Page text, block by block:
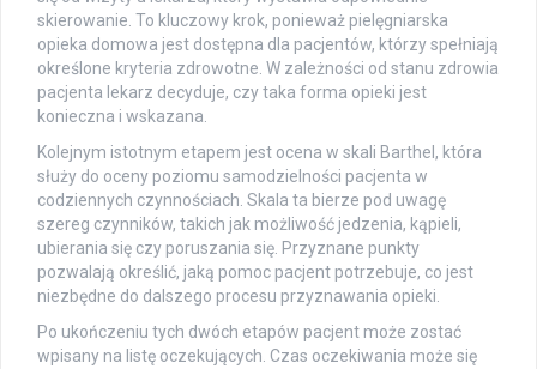
skierowanie. To kluczowy krok, ponieważ pielęgniarska
opieka domowa jest dostępna dla pacjentów, którzy spełniają
określone kryteria zdrowotne. W zależności od stanu zdrowia
pacjenta lekarz decyduje, czy taka forma opieki jest
konieczna i wskazana.
Kolejnym istotnym etapem jest ocena w skali Barthel, która
służy do oceny poziomu samodzielności pacjenta w
codziennych czynnościach. Skala ta bierze pod uwagę
szereg czynników, takich jak możliwość jedzenia, kąpieli,
ubierania się czy poruszania się. Przyznane punkty
pozwalają określić, jaką pomoc pacjent potrzebuje, co jest
niezbędne do dalszego procesu przyznawania opieki.
Po ukończeniu tych dwóch etapów pacjent może zostać
wpisany na listę oczekujących. Czas oczekiwania może się